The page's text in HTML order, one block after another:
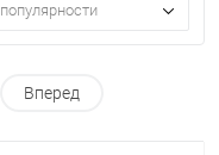
популярности
Вперед